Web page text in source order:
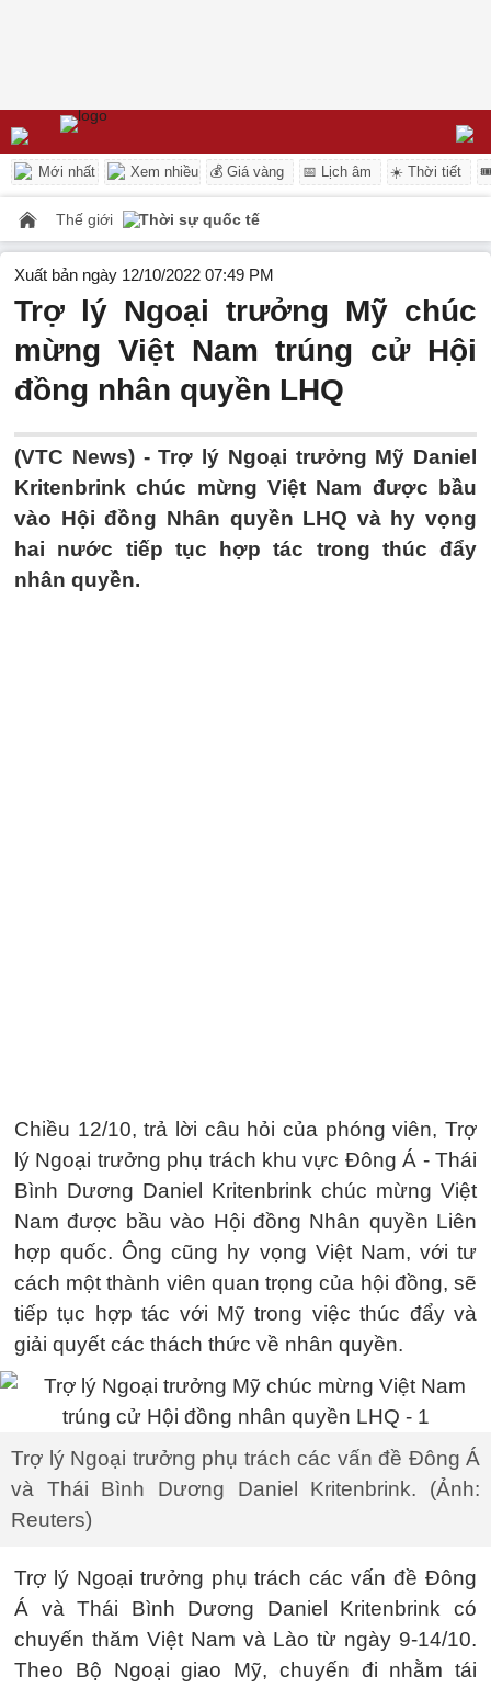
Mới nhất Xem nhiều 💰 Giá vàng 📅 Lịch âm ☀️ Thời tiết
Thế giới Thời sự quốc tế
Xuất bản ngày 12/10/2022 07:49 PM
Trợ lý Ngoại trưởng Mỹ chúc
mừng Việt Nam trúng cử Hội
đồng nhân quyền LHQ
(VTC News) -Trợ lý Ngoại trưởng Mỹ Daniel
Kritenbrink chúc mừng Việt Nam được bầu
vào Hội đồng Nhân quyền LHQ và hy vọng
hai nước tiếp tục hợp tác trong thúc đẩy
nhân quyền.
Chiều 12/10, trả lời câu hỏi của phóng viên, Trợ
lý Ngoại trưởng phụ trách khu vực Đông Á - Thái
Bình Dương Daniel Kritenbrink chúc mừng Việt
Nam được bầu vào Hội đồng Nhân quyền Liên
hợp quốc. Ông cũng hy vọng Việt Nam, với tư
cách một thành viên quan trọng của hội đồng, sẽ
tiếp tục hợp tác với Mỹ trong việc thúc đẩy và
giải quyết các thách thức về nhân quyền.
Trợ lý Ngoại trưởng phụ trách các vấn đề Đông Á
và Thái Bình Dương Daniel Kritenbrink. (Ảnh:
Reuters)
Trợ lý Ngoại trưởng phụ trách các vấn đề Đông
Á và Thái Bình Dương Daniel Kritenbrink có
chuyến thăm Việt Nam và Lào từ ngày 9-14/10.
Theo Bộ Ngoại giao Mỹ, chuyến đi nhằm tái